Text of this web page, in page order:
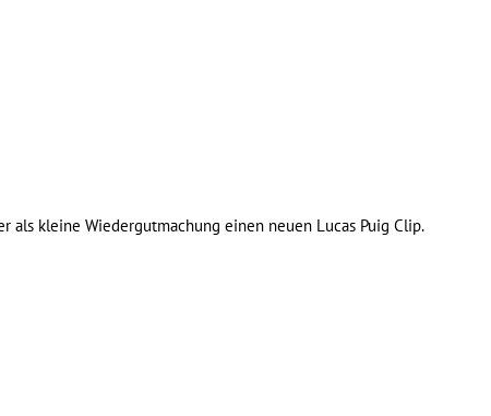
als kleine Wiedergutmachung einen neuen Lucas Puig Clip.